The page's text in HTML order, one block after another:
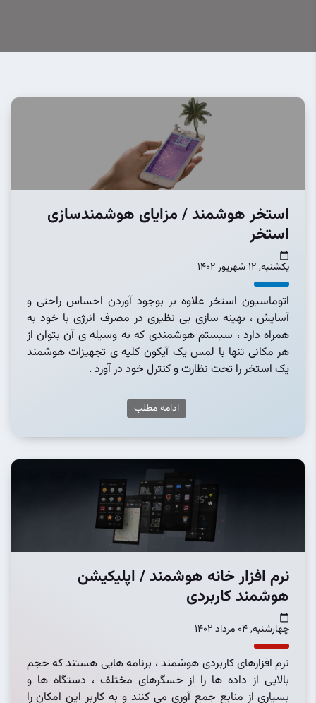
استخر هوشمند / مزایای هوشمندسازی
استخر
یکشنبه, 12 شهریور 1402
اتوماسیون استخر علاوه بر بوجود آوردن احساس راحتی و
آسایش ، بهینه سازی بی نظیری در مصرف انرژی با خود به
همراه دارد ، سیستم هوشمندی که به وسیله ی آن بتوان از
هر مکانی تنها با لمس یک آیکون کلیه ی تجهیزات هوشمند
یک استخر را تحت نظارت و کنترل خود در آورد .
ادامه مطلب
نرم افزار خانه هوشمند / اپلیکیشن
هوشمند کاربردی
چهارشنبه, 04 مرداد 1402
نرم افزارهای کاربردی هوشمند ، برنامه هایی هستند که حجم
بالایی از داده ها را از حسگرهای مختلف ، دستگاه ها و
بسیاری از منابع جمع آوری می کنند و به کاربر این امکان را